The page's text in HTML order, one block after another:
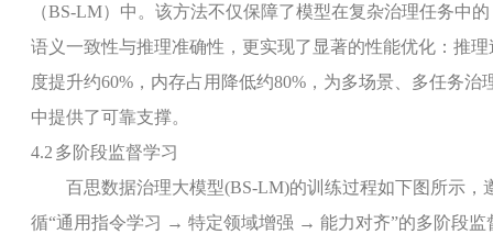
（BS-LM）中。该方法不仅保障了模型在复杂治理任务中的
语义一致性与推理准确性，更实现了显著的性能优化：推理
度提升约60% ，内存占用降低约80% ，为多场景、多任务治
中提供了可靠支撑。
4.2 多阶段监督学习
百思数据治理大模型(BS-LM)的训练过程如下图所示，
循“通用指令学习 → 特定领域增强 → 能力对齐”的多阶段监